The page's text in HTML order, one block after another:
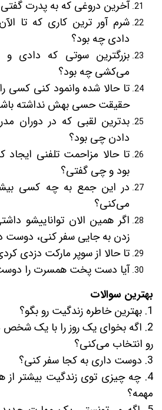
آخرین دروغی که به پدرت
شرم آور ترین کاری که تا
دادی چه بود؟
بزرگترین سوتی که دادی
می‌کشی چه بود؟
تا حالا شده وانمود کنی کسی
حقیقت حسی بهش نداشته
بدترین لقبی که در دوران
دادن چی بود؟
تا حالا مزاحمت تلفنی
بود و چی گفتی؟
در این جمع به چه کسی
می‌کنی؟
اگر همین الان تواناییشو
زدن به جایی سفر کنی، دوست
تا حالا از سوپر مارکت دزدی
آیا دست پخت همسرت را
بهترین سوالات
1. بهترین خاطره زندگیت رو بگو؟
2. اگه بخوای یک روز را با یک
رو انتخاب می‌کنی؟
3. دوست داری به کجا سفر کنی؟
4. چه چیزی توی زندگیت بیشتر از
مهمه؟